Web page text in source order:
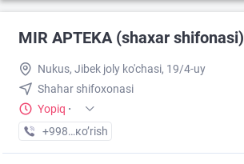
MIR APTEKA (shaxar shifonasi)
Nukus, Jibek joly ko'chasi, 19/4-uy
Shahar shifoxonasi
Yopiq ·
+998 (93) XXX-XX-XX
кo’rish